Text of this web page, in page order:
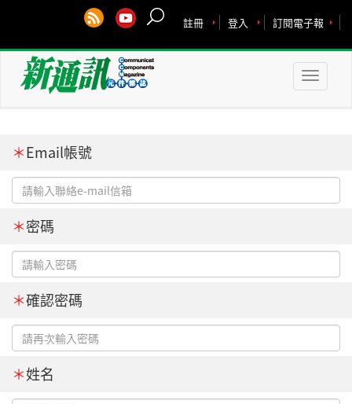
訂閱電子報
登入
註冊
Toggle
＊Email帳號
＊密碼
＊確認密碼
＊姓名